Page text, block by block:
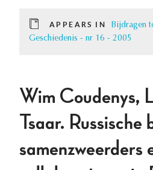
APPEARS IN
Bijdragen
Geschiedenis - nr 16 - 2005
Wim Coudenys,
Tsaar. Russische
samenzweerders